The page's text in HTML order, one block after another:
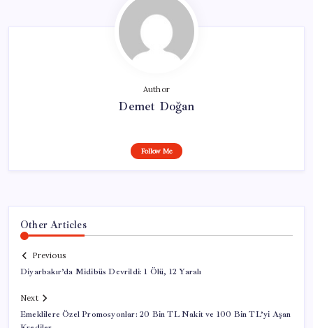
Author
Demet Doğan
Follow Me
Other Articles
Previous
Diyarbakır’da Midibüs Devrildi: 1 Ölü, 12 Yaralı
Next
Emeklilere Özel Promosyonlar: 20 Bin TL Nakit ve 100 Bin TL’yi Aşan